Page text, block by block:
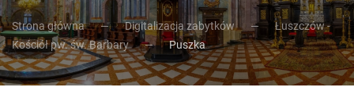
Strona główna Digitalizacja zabytków
Łuszczów -
Kościół pw. św. Barbary
Puszka